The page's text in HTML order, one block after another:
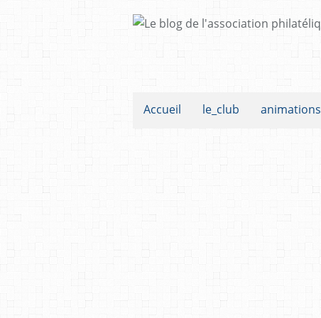
Accueil le_club animations